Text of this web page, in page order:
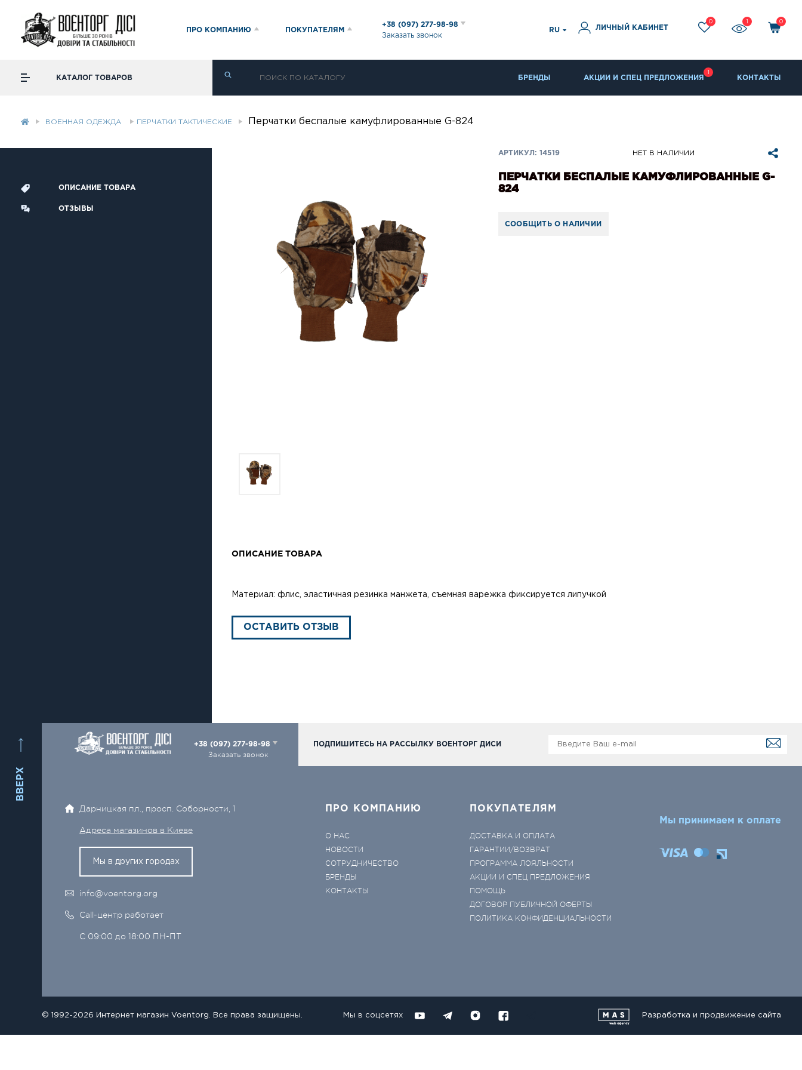
ПРО КОМПАНИЮ ПОКУПАТЕЛЯМ
+38 (097) 277-98-98
Заказать звонок
RU ЛИЧНЫЙ КАБИНЕТ
0 0
КАТАЛОГ ТОВАРОВ БРЕНДЫ АКЦИИ И СПЕЦ ПРЕДЛОЖЕНИЯ КОНТАКТЫ
ВОЕННАЯ ОДЕЖДА ПЕРЧАТКИ ТАКТИЧЕСКИЕ Перчатки беспалые камуфлированные G-824
ОПИСАНИЕ ТОВАРА
ОТЗЫВЫ
АРТИКУЛ: 14519 НЕТ В НАЛИЧИИ
ПЕРЧАТКИ БЕСПАЛЫЕ КАМУФЛИРОВАННЫЕ G-
824
СООБЩИТЬ О НАЛИЧИИ
ОПИСАНИЕ ТОВАРА
Материал: флис, эластичная резинка манжета, съемная варежка фиксируется липучкой
ОСТАВИТЬ ОТЗЫВ
ВВЕРХ
+38 (097) 277-98-98
Заказать звонок
ПОДПИШИТЕСЬ НА РАССЫЛКУ ВОЕНТОРГ ДИСИ
Дарницкая пл., просп. Соборности, 1
Адреса магазинов в Киеве
Мы в других городах
info@voentorg.org
Call-центр работает
С 09:00 до 18:00 ПН-ПТ
ПРО КОМПАНИЮ
О НАС
НОВОСТИ
СОТРУДНИЧЕСТВО
БРЕНДЫ
КОНТАКТЫ
ПОКУПАТЕЛЯМ
ДОСТАВКА И ОПЛАТА
ГАРАНТИИ/ВОЗВРАТ
ПРОГРАММА ЛОЯЛЬНОСТИ
АКЦИИ И СПЕЦ ПРЕДЛОЖЕНИЯ
ПОМОЩЬ
ДОГОВОР ПУБЛИЧНОЙ ОФЕРТЫ
ПОЛИТИКА КОНФИДЕНЦИАЛЬНОСТИ
Мы принимаем к оплате
© 1992-2026 Интернет магазин Voentorg. Все права защищены. Мы в соцсетях Разработка и продвижение сайта